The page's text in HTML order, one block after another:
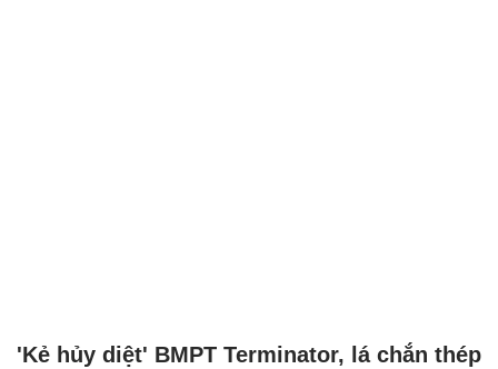
'Kẻ hủy diệt' BMPT Terminator, lá chắn thép